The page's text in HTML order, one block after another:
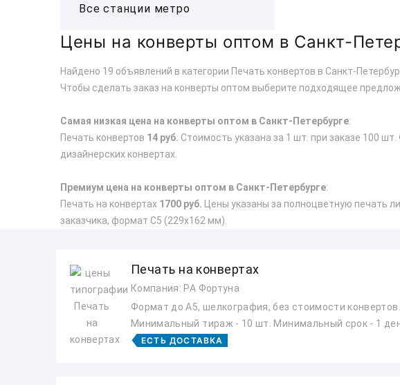
Цены на конверты оптом в Санкт-
Найдено 19 объявлений в категории Печать конвертов в Санкт-
Чтобы сделать заказ на конверты оптом выберите подходящее
Самая низкая цена на конверты оптом в Санкт-Петербурге:
Печать конвертов 14 руб. Стоимость указана за 1 шт. при заказе 100
дизайнерских конвертах.
Премиум цена на конверты оптом в Санкт-Петербурге:
Печать на конвертах 1700 руб. Цены указаны за полноцветную печать
заказчика, формат С5 (229x162 мм).
Печать на конвертах
Компания: РА Фортуна
Формат до А5, шелкография, без стоимости
Минимальный тираж - 10 шт. Минимальный срок - 1
ЕСТЬ ДОСТАВКА